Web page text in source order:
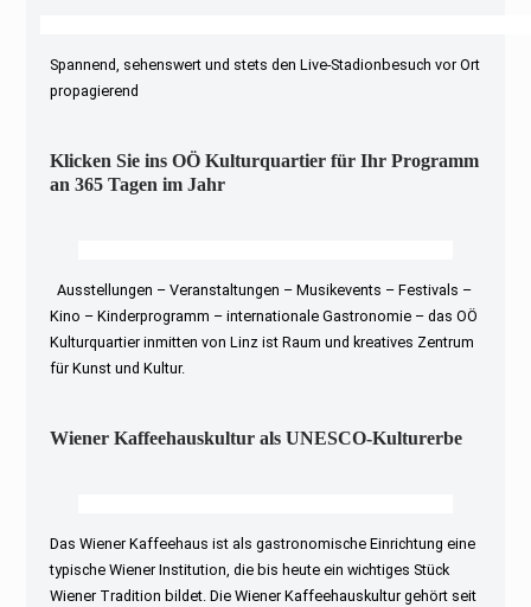
Spannend, sehenswert und stets den Live-Stadionbesuch vor Ort
propagierend
Klicken Sie ins OÖ Kulturquartier für Ihr Programm
an 365 Tagen im Jahr
Ausstellungen – Veranstaltungen – Musikevents – Festivals –
Kino – Kinderprogramm – internationale Gastronomie – das OÖ
Kulturquartier inmitten von Linz ist Raum und kreatives Zentrum
für Kunst und Kultur.
Wiener Kaffeehauskultur als UNESCO-Kulturerbe
Das Wiener Kaffeehaus ist als gastronomische Einrichtung eine
typische Wiener Institution, die bis heute ein wichtiges Stück
Wiener Tradition bildet. Die Wiener Kaffeehauskultur gehört seit